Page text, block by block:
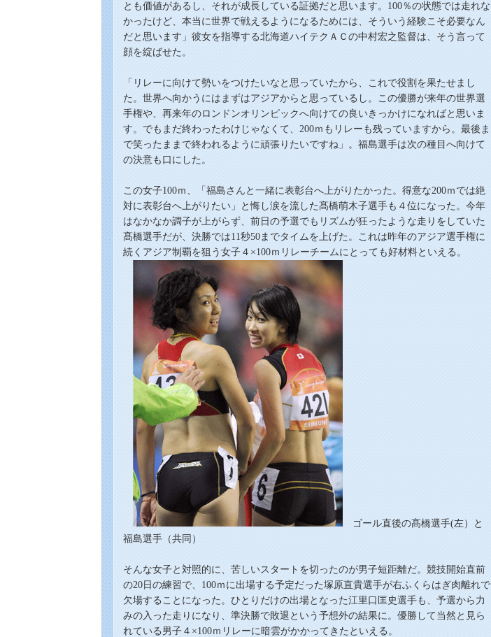
とも価値があるし、それが成長している証拠だと思います。100％の状態では走れな
かったけど、本当に世界で戦えるようになるためには、そういう経験こそ必要なん
だと思います」彼女を指導する北海道ハイテクＡＣの中村宏之監督は、そう言って
顔を綻ばせた。
「リレーに向けて勢いをつけたいなと思っていたから、これで役割を果たせまし
た。世界へ向かうにはまずはアジアからと思っているし。この優勝が来年の世界選
手権や、再来年のロンドンオリンピックへ向けての 良いきっかけになればと思いま
す。でもまだ終わったわけじゃなくて、200ｍもリレーも残っていますから。最後ま
で笑ったままで終われるように頑張りたいですね」 。 福島選手は次の種目へ向けて
の決意も口にした。
この女子100ｍ、「福島さんと一緒に表彰台へ上がりたかった。得意な200ｍでは絶
対に表彰台へ上がりたい」と悔し涙を流した髙橋萌木子選手も４位になった。今年
はなかなか調子が上がらず、前日の予選でもリズムが狂ったような走りをしていた
髙橋選手だが、決勝では11秒50までタイムを上げた。これは昨年のアジア選手権に
続くアジア制覇を狙う女子４×100ｍリレーチームにとっても好材料といえる。
ゴール直後の髙橋選手(左）と
福島選手（共同）
そんな女子と対照的に、苦しいスタートを切ったのが男子短距離だ。競技開始直前
の20日の練習で、100ｍに出場する予定だった塚原直貴選手が右ふく ら はぎ肉離れで
欠場することになった。ひとりだけの出場と なった江里口匡史選手も、予選から力
みの入った走りになり、準決勝で敗退と いう 予想外の結果に。優勝して当然と見ら
れている 男子 ４×100ｍリレーに暗雲がかかってきたといえる。